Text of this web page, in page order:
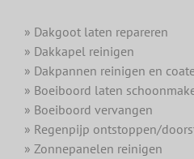
» Dakgoot laten repareren
» Dakkapel reinigen
» Dakpannen reinigen en
» Boeiboord laten
» Boeiboord vervangen
» Regenpijp ontstoppen/
» Zonnepanelen reinigen